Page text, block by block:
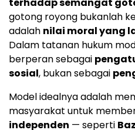
gotong royong bukanlah
adalah nilai moral yang
Dalam tatanan hukum
berperan sebagai
sosial, bukan sebagai
Model idealnya adalah
masyarakat untuk
independen — seperti